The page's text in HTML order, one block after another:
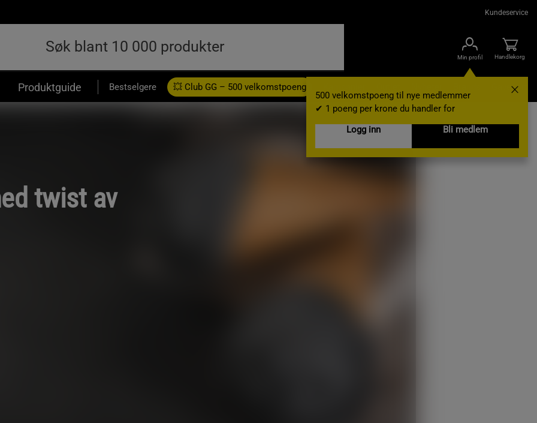
Kundeservice
Min profil
500 velkomstpoeng til nye medlemmer
✔ 1 poeng per krone du handler for
Logg inn
Bli medlem
Handlekorg
Produktguide Bestselgere 💥 Club GG – 500 velkomstpoeng Gavekort
twist av